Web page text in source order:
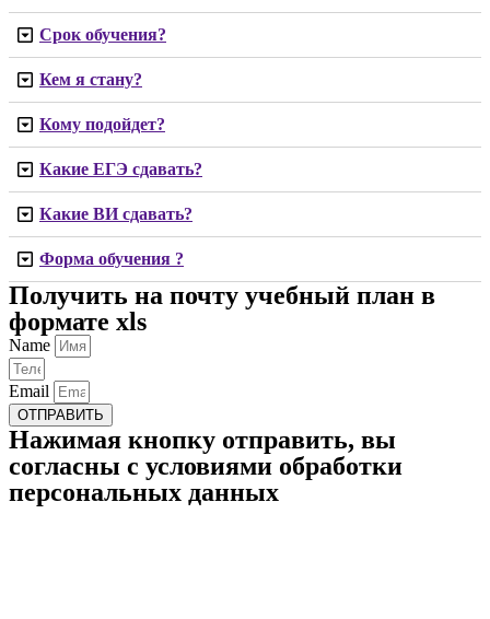
Срок обучения?
Кем я стану?
Кому подойдет?
Какие ЕГЭ сдавать?
Какие ВИ сдавать?
Форма обучения ?
Получить на почту учебный план в
формате xls
Name
Email
ОТПРАВИТЬ
Нажимая кнопку отправить, вы
согласны с условиями обработки
персональных данных